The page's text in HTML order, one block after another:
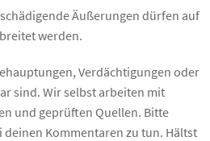
Äußerungen dürfen auf
werden.
Verdächtigungen oder
sind. Wir selbst arbeiten mit
und geprüften Quellen. Bitte
deinen Kommentaren zu tun. Hältst